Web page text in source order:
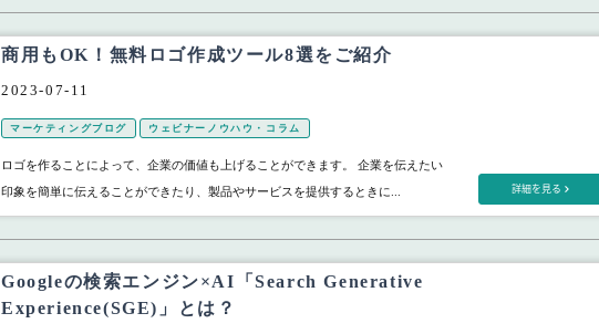
商用もOK！無料ロゴ作成ツール8選をご紹介
2023-07-11
マーケティングブログ ウェビナーノウハウ・コラム
ロゴを作ることによって、企業の価値も上げることができます。 企業を伝えたい
印象を簡単に伝えることができたり、製品やサービスを提供するときに...
詳細を見る
Googleの検索エンジン×AI「Search Generative
Experience(SGE)」とは？